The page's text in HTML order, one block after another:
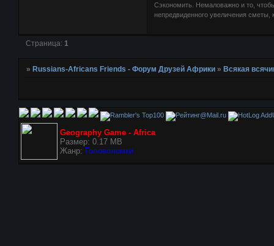
Сэкономить. Немаловажно и то,
непредвиденного увеличения
Страница: 1
»Russians-Africans Friends - Форум Друзей Африки »Всякая
Geography Game - Africa
Размер: 0.17 MB
Жанр: Головоломки